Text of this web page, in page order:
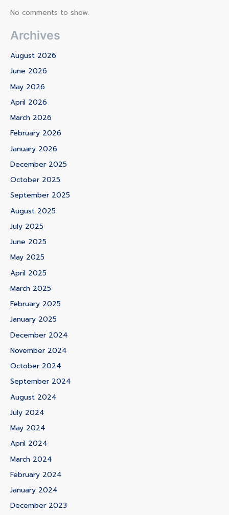
No comments to show.
Archives
August 2026
June 2026
May 2026
April 2026
March 2026
February 2026
January 2026
December 2025
October 2025
September 2025
August 2025
July 2025
June 2025
May 2025
April 2025
March 2025
February 2025
January 2025
December 2024
November 2024
October 2024
September 2024
August 2024
July 2024
May 2024
April 2024
March 2024
February 2024
January 2024
December 2023